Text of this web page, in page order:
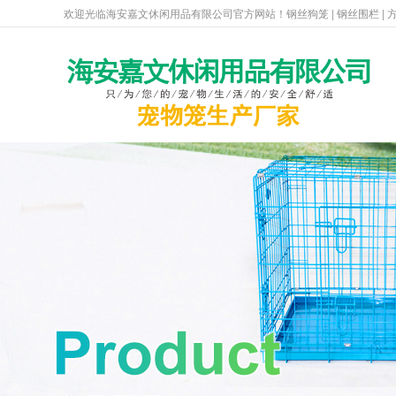
欢迎光临海安嘉文休闲用品有限公司官方网站！钢丝狗笼 | 钢丝围栏 |